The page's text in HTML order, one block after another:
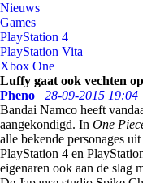
Nieuws
Games
PlayStation 4
PlayStation Vita
Xbox One
Luffy gaat ook vechten
Pheno
28-09-2015 19:04
Bandai Namco heeft
aangekondigd. In One
alle bekende personages
PlayStation 4 en
eigenaren ook aan de slag